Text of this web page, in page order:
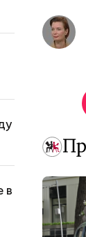
в